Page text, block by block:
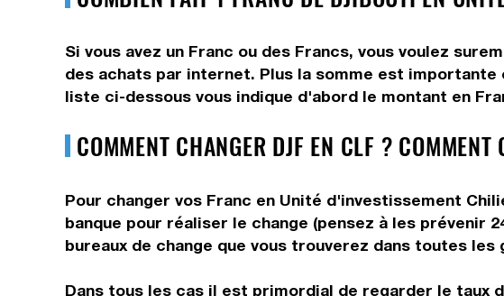
Si vous avez un Franc ou des Francs, vous voulez
des achats par internet. Plus la somme est
liste ci-dessous vous indique d'abord le montant en
COMMENT CHANGER DJF EN CLF ?
Pour changer vos Franc en Unité d'investissement
banque pour réaliser le change (pensez à les prévenir
bureaux de change que vous trouverez dans toutes
Dans tous les cas il est primordial de regarder le taux